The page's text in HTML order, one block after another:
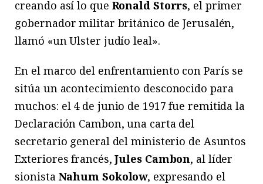
creando así lo que Ronald Storrs, el primer
gobernador militar británico de Jerusalén,
llamó «un Ulster judío leal».
En el marco del enfrentamiento con París se
sitúa un acontecimiento desconocido para
muchos: el 4 de junio de 1917 fue remitida la
Declaración Cambon, una carta del
secretario general del ministerio de Asuntos
Exteriores francés,Jules Cambon, al líder
sionista Nahum Sokolow, expresando el